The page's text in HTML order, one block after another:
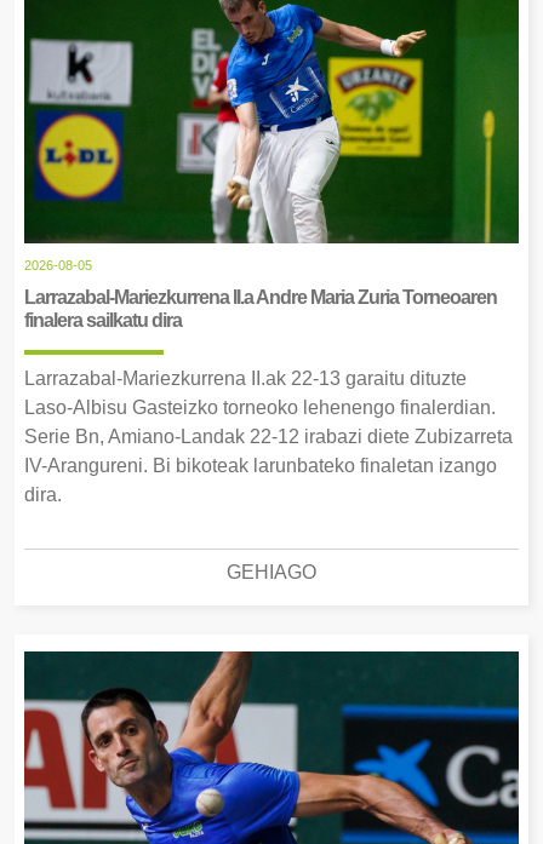
2026-08-05
Larrazabal-Mariezkurrena II.a Andre Maria Zuria Torneoaren
finalera sailkatu dira
Larrazabal-Mariezkurrena II.ak 22-13 garaitu dituzte
Laso-Albisu Gasteizko torneoko lehenengo finalerdian.
Serie Bn, Amiano-Landak 22-12 irabazi diete Zubizarreta
IV-Arangureni. Bi bikoteak larunbateko finaletan izango
dira.
GEHIAGO